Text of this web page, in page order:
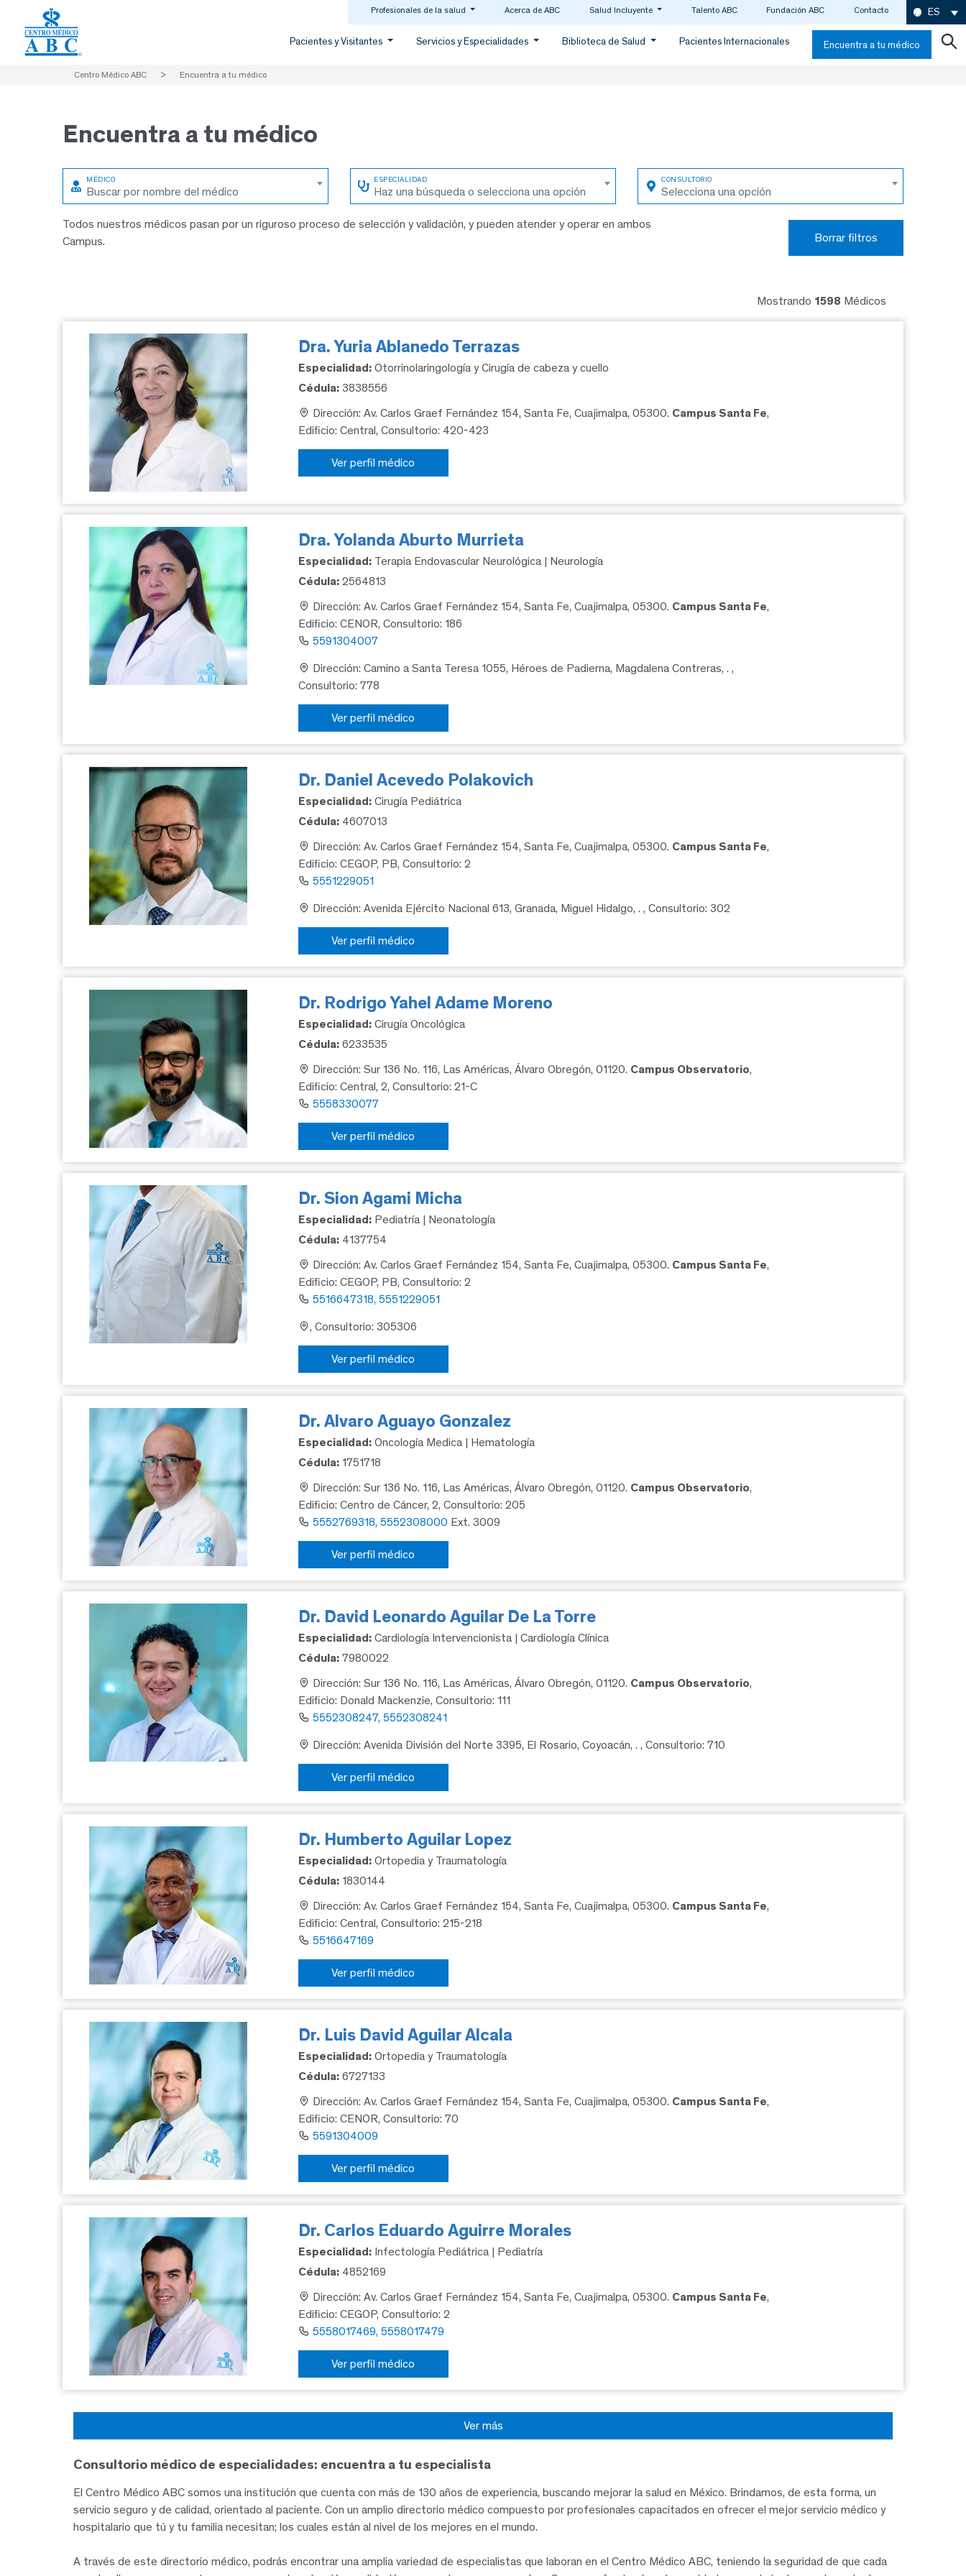
Profesionales de la salud Acerca de ABC Salud Incluyente Talento ABC Fundación ABC Contacto ES
Pacientes y Visitantes Servicios y Especialidades Biblioteca de Salud Pacientes Internacionales Encuentra a tu médico
Centro Médico ABC > Encuentra a tu médico
Encuentra a tu médico
Buscar por nombre del médico Haz una búsqueda o selecciona una opción Selecciona una opción
Todos nuestros médicos pasan por un riguroso proceso de selección y validación, y pueden atender y operar en ambos
Campus.
Borrar filtros
Mostrando 1598 Médicos
Dra. Yuria Ablanedo Terrazas
Especialidad: Otorrinolaringología y Cirugía de cabeza y cuello
Cédula: 3838556
Dirección: Av. Carlos Graef Fernández 154, Santa Fe, Cuajimalpa, 05300. Campus Santa Fe,
Edificio: Central, Consultorio: 420-423
Ver perfil médico
Dra. Yolanda Aburto Murrieta
Especialidad: Terapia Endovascular Neurológica | Neurología
Cédula: 2564813
Dirección: Av. Carlos Graef Fernández 154, Santa Fe, Cuajimalpa, 05300. Campus Santa Fe,
Edificio: CENOR, Consultorio: 186
5591304007
Dirección: Camino a Santa Teresa 1055, Héroes de Padierna, Magdalena Contreras, . ,
Consultorio: 778
Ver perfil médico
Dr. Daniel Acevedo Polakovich
Especialidad: Cirugía Pediátrica
Cédula: 4607013
Dirección: Av. Carlos Graef Fernández 154, Santa Fe, Cuajimalpa, 05300. Campus Santa Fe,
Edificio: CEGOP, PB, Consultorio: 2
5551229051
Dirección: Avenida Ejército Nacional 613, Granada, Miguel Hidalgo, . , Consultorio: 302
Ver perfil médico
Dr. Rodrigo Yahel Adame Moreno
Especialidad: Cirugía Oncológica
Cédula: 6233535
Dirección: Sur 136 No. 116, Las Américas, Álvaro Obregón, 01120. Campus Observatorio,
Edificio: Central, 2, Consultorio: 21-C
5558330077
Ver perfil médico
Dr. Sion Agami Micha
Especialidad: Pediatría | Neonatología
Cédula: 4137754
Dirección: Av. Carlos Graef Fernández 154, Santa Fe, Cuajimalpa, 05300. Campus Santa Fe,
Edificio: CEGOP, PB, Consultorio: 2
5516647318, 5551229051
, Consultorio: 305306
Ver perfil médico
Dr. Alvaro Aguayo Gonzalez
Especialidad: Oncología Medica | Hematología
Cédula: 1751718
Dirección: Sur 136 No. 116, Las Américas, Álvaro Obregón, 01120. Campus Observatorio,
Edificio: Centro de Cáncer, 2, Consultorio: 205
5552769318, 5552308000 Ext. 3009
Ver perfil médico
Dr. David Leonardo Aguilar De La Torre
Especialidad: Cardiología Intervencionista | Cardiología Clínica
Cédula: 7980022
Dirección: Sur 136 No. 116, Las Américas, Álvaro Obregón, 01120. Campus Observatorio,
Edificio: Donald Mackenzie, Consultorio: 111
5552308247, 5552308241
Dirección: Avenida División del Norte 3395, El Rosario, Coyoacán, . , Consultorio: 710
Ver perfil médico
Dr. Humberto Aguilar Lopez
Especialidad: Ortopedia y Traumatología
Cédula: 1830144
Dirección: Av. Carlos Graef Fernández 154, Santa Fe, Cuajimalpa, 05300. Campus Santa Fe,
Edificio: Central, Consultorio: 215-218
5516647169
Ver perfil médico
Dr. Luis David Aguilar Alcala
Especialidad: Ortopedia y Traumatología
Cédula: 6727133
Dirección: Av. Carlos Graef Fernández 154, Santa Fe, Cuajimalpa, 05300. Campus Santa Fe,
Edificio: CENOR, Consultorio: 70
5591304009
Ver perfil médico
Dr. Carlos Eduardo Aguirre Morales
Especialidad: Infectología Pediátrica | Pediatría
Cédula: 4852169
Dirección: Av. Carlos Graef Fernández 154, Santa Fe, Cuajimalpa, 05300. Campus Santa Fe,
Edificio: CEGOP, Consultorio: 2
5558017469, 5558017479
Ver perfil médico
Ver más
Consultorio médico de especialidades: encuentra a tu especialista
El Centro Médico ABC somos una institución que cuenta con más de 130 años de experiencia, buscando mejorar la salud en México. Brindamos, de esta forma, un
servicio seguro y de calidad, orientado al paciente. Con un amplio directorio médico compuesto por profesionales capacitados en ofrecer el mejor servicio médico y
hospitalario que tú y tu familia necesitan; los cuales están al nivel de los mejores en el mundo.
A través de este directorio médico, podrás encontrar una amplia variedad de especialistas que laboran en el Centro Médico ABC, teniendo la seguridad de que cada